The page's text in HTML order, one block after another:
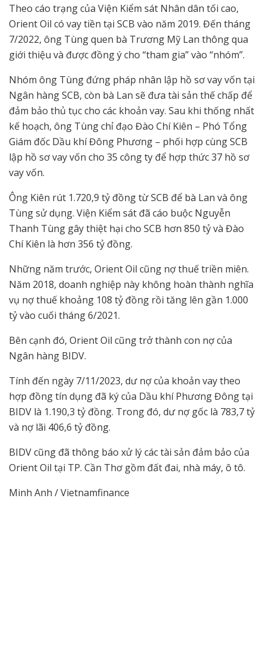
Theo cáo trạng của Viện Kiểm sát Nhân dân tối cao,
Orient Oil có vay tiền tại SCB vào năm 2019. Đến tháng
7/2022, ông Tùng quen bà Trương Mỹ Lan thông qua
giới thiệu và được đồng ý cho “tham gia” vào “nhóm”.
Nhóm ông Tùng đứng pháp nhân lập hồ sơ vay vốn tại
Ngân hàng SCB, còn bà Lan sẽ đưa tài sản thế chấp để
đảm bảo thủ tục cho các khoản vay. Sau khi thống nhất
kế hoạch, ông Tùng chỉ đạo Đào Chí Kiên – Phó Tổng
Giám đốc Dầu khí Đông Phương – phối hợp cùng SCB
lập hồ sơ vay vốn cho 35 công ty để hợp thức 37 hồ sơ
vay vốn.
Ông Kiên rút 1.720,9 tỷ đồng từ SCB để bà Lan và ông
Tùng sử dụng. Viện Kiểm sát đã cáo buộc Nguyễn
Thanh Tùng gây thiệt hại cho SCB hơn 850 tỷ và Đào
Chí Kiên là hơn 356 tỷ đồng.
Những năm trước, Orient Oil cũng nợ thuế triền miên.
Năm 2018, doanh nghiệp này không hoàn thành nghĩa
vụ nợ thuế khoảng 108 tỷ đồng rồi tăng lên gần 1.000
tỷ vào cuối tháng 6/2021.
Bên cạnh đó, Orient Oil cũng trở thành con nợ của
Ngân hàng BIDV.
Tính đến ngày 7/11/2023, dư nợ của khoản vay theo
hợp đồng tín dụng đã ký của Dầu khí Phương Đông tại
BIDV là 1.190,3 tỷ đồng. Trong đó, dư nợ gốc là 783,7 tỷ
và nợ lãi 406,6 tỷ đồng.
BIDV cũng đã thông báo xử lý các tài sản đảm bảo của
Orient Oil tại TP. Cần Thơ gồm đất đai, nhà máy, ô tô.
Minh Anh / Vietnamfinance